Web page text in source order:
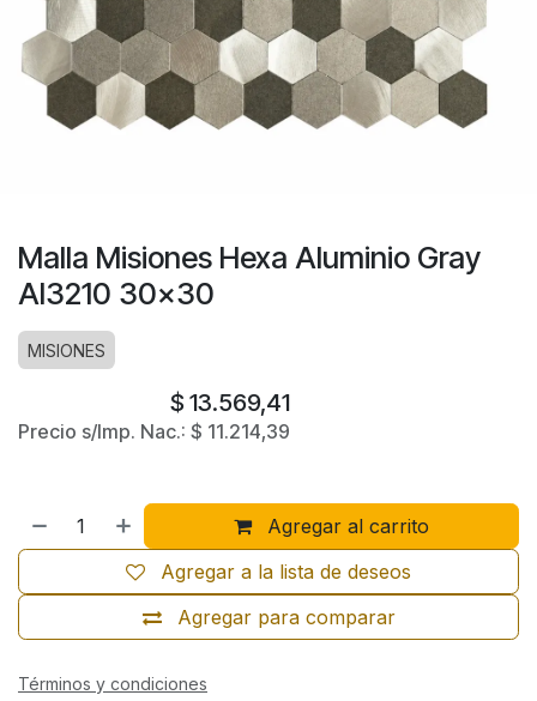
Malla Misiones Hexa Aluminio Gray
Al3210 30x30
MISIONES
$ 13.569,41
Precio s/Imp. Nac.: $ 11.214,39
Agregar al carrito
Agregar para comparar
Agregar a la lista de deseos
Términos y condiciones